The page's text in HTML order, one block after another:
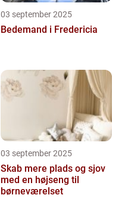
03 september 2025
Bedemand i Fredericia
03 september 2025
Skab mere plads og sjov
med en højseng til
børneværelset